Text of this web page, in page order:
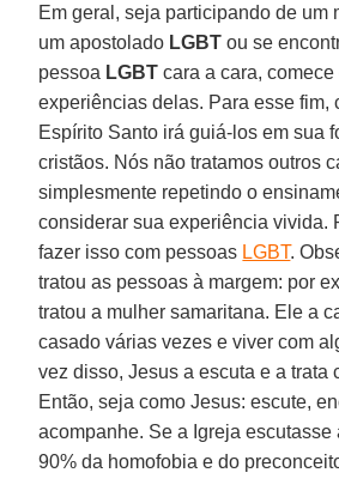
Em geral, seja participando de um
um apostolado LGBT ou se
pessoa LGBT cara a cara, comece
experiências delas. Para esse fim,
Espírito Santo irá guiá-los em sua
cristãos. Nós não tratamos outros
simplesmente repetindo o
considerar sua experiência vivida.
fazer isso com pessoas LGBT.
tratou as pessoas à margem: por
tratou a mulher samaritana. Ele a
casado várias vezes e viver com
vez disso, Jesus a escuta e a trata
Então, seja como Jesus: escute,
acompanhe. Se a Igreja escutasse
90% da homofobia e do